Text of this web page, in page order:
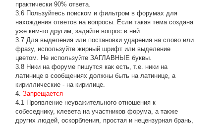
практически 90% ответа.
3.6 Пользуйтесь поиском и фильтром в форумах для
нахождения ответов на вопросы. Если такая тема создана
уже кем-то другим, задайте вопрос в ней.
3.7 Для выделения или постановки ударения на слово или
фразу, используйте жирный шрифт или выделение
цветом. Не используйте ЗАГЛАВНЫЕ буквы.
3.8 Ники на форуме пишутся как есть, т.е. ники на
латинице в сообщениях должны быть на латинице, а
кириллические - на кирилице.
4.Запрещается
4.1 Проявление неуважительного отношения к
собеседнику, клевета на участников форума, а также
других людей, оскорбления, простая и нецензурная брань,